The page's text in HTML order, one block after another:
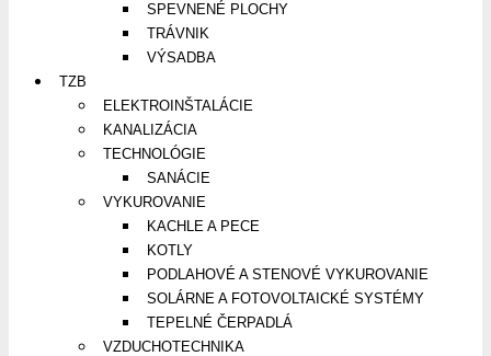
SPEVNENÉ PLOCHY
TRÁVNIK
VÝSADBA
TZB
ELEKTROINŠTALÁCIE
KANALIZÁCIA
TECHNOLÓGIE
SANÁCIE
VYKUROVANIE
KACHLE A PECE
KOTLY
PODLAHOVÉ A STENOVÉ VYKUROVANIE
SOLÁRNE A FOTOVOLTAICKÉ SYSTÉMY
TEPELNÉ ČERPADLÁ
VZDUCHOTECHNIKA